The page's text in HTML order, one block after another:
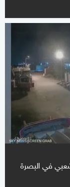
في البصرة